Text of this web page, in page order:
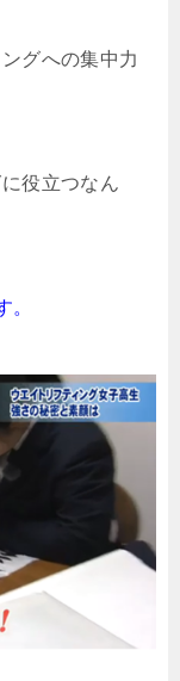
グへの集中力
役立つなん
。